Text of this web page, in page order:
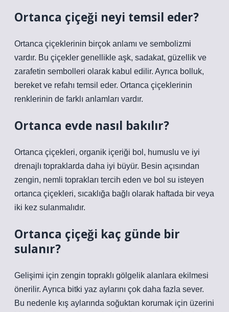
Ortanca çiçeği neyi temsil eder?
Ortanca çiçeklerinin birçok anlamı ve sembolizmi
vardır. Bu çiçekler genellikle aşk, sadakat, güzellik ve
zarafetin sembolleri olarak kabul edilir. Ayrıca bolluk,
bereket ve refahı temsil eder. Ortanca çiçeklerinin
renklerinin de farklı anlamları vardır.
Ortanca evde nasıl bakılır?
Ortanca çiçekleri, organik içeriği bol, humuslu ve iyi
drenajlı topraklarda daha iyi büyür. Besin açısından
zengin, nemli toprakları tercih eden ve bol su isteyen
ortanca çiçekleri, sıcaklığa bağlı olarak haftada bir veya
iki kez sulanmalıdır.
Ortanca çiçeği kaç günde bir
sulanır?
Gelişimi için zengin topraklı gölgelik alanlara ekilmesi
önerilir. Ayrıca bitki yaz aylarını çok daha fazla sever.
Bu nedenle kış aylarında soğuktan korumak için üzerini